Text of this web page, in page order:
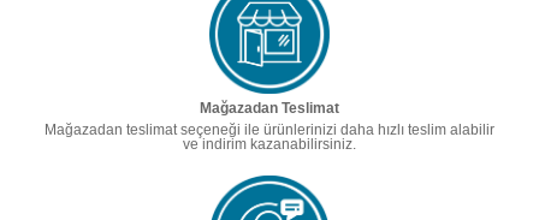
Mağazadan Teslimat
Mağazadan teslimat seçeneği ile ürünlerinizi daha hızlı teslim alabilir
ve indirim kazanabilirsiniz.